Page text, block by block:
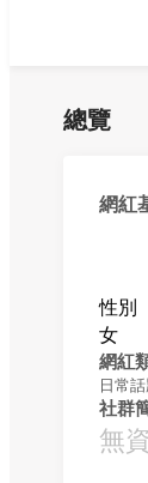
總覽
網紅
性別
女
網紅
日常
社群
無